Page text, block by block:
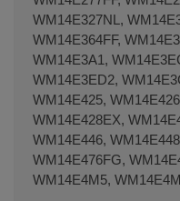
WM14E327NL,
WM14E364FF,
WM14E3A1,
WM14E3ED2,
WM14E425,
WM14E428EX,
WM14E446,
WM14E476FG,
WM14E4M5,